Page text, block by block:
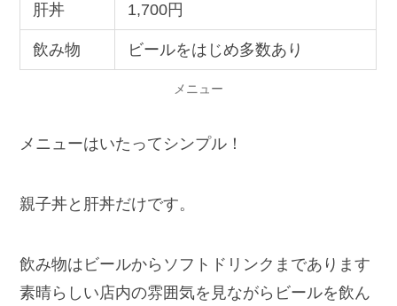
肝丼 1,700円
飲み物 ビールをはじめ多数あり
メニュー
メニューはいたってシンプル！
親子丼と肝丼だけです。
飲み物はビールからソフトドリンクまであります
素晴らしい店内の雰囲気を見ながらビールを飲ん